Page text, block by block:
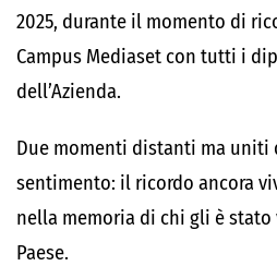
2025, durante il momento di
Campus Mediaset con tutti i
dell’Azienda.
Due momenti distanti ma uniti
sentimento: il ricordo ancora
nella memoria di chi gli è
Paese.